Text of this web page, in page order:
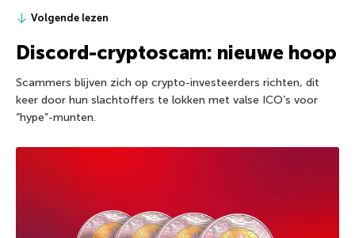
Volgende lezen
Discord-cryptoscam: nieuwe hoop
Scammers blijven zich op crypto-investeerders richten, dit
keer door hun slachtoffers te lokken met valse ICO’s voor
“hype”-munten.